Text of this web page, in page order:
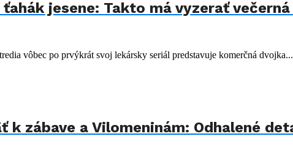
jesene: Takto má vyzerať
vôbec po prvýkrát svoj lekársky seriál predstavuje komerčná
k zábave a Vilomeninám: Odhalené